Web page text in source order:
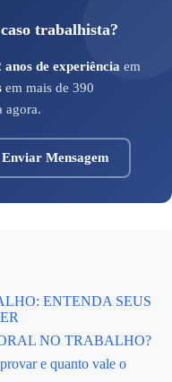
trabalhista?
anos de experiência em
em mais de 390
agora.
Enviar Mensagem
ENTENDA SEUS
NO TRABALHO?
e quanto vale o